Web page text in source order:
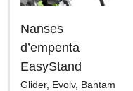
Nanses
d’empenta
EasyStand
Glider, Evolv, Bantam